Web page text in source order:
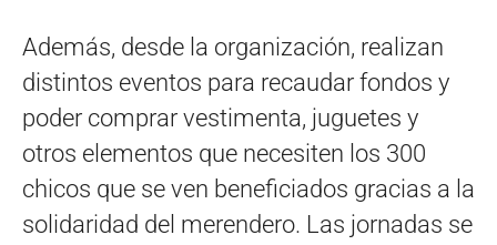
Además, desde la organización, realizan
distintos eventos para recaudar fondos y
poder comprar vestimenta, juguetes y
otros elementos que necesiten los 300
chicos que se ven beneficiados gracias a la
solidaridad del merendero. Las jornadas se